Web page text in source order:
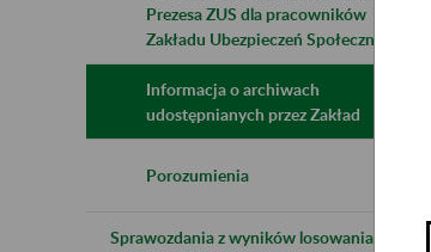
Prezesa ZUS dla pracowników
Zakładu Ubezpieczeń Społecznych
Informacja o archiwach
udostępnianych przez Zakład
Porozumienia
Sprawozdania z wyników losowania do